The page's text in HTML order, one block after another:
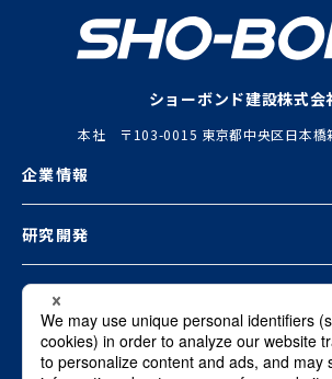
ショーボンド建設株式会
本社 〒103-0015 東京都中央区日本橋
企業情報
研究開発
お知らせ
お問い合わせ